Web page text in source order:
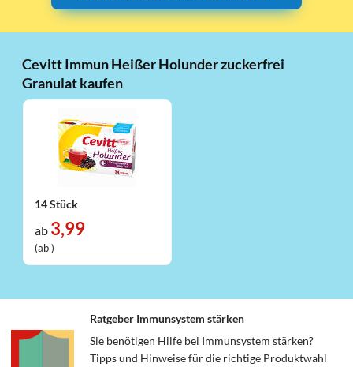
Cevitt Immun Heißer Holunder zuckerfrei
Granulat kaufen
14 Stück
ab 3,99
(ab )
Ratgeber Immunsystem stärken
Sie benötigen Hilfe bei Immunsystem stärken?
Tipps und Hinweise für die richtige Produktwahl